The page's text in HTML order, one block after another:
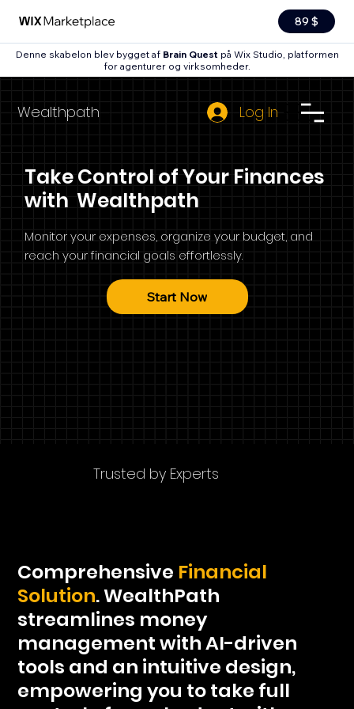
89 $
Denne skabelon blev bygget af Brain Quest på Wix Studio, platformen
for agenturer og virksomheder.